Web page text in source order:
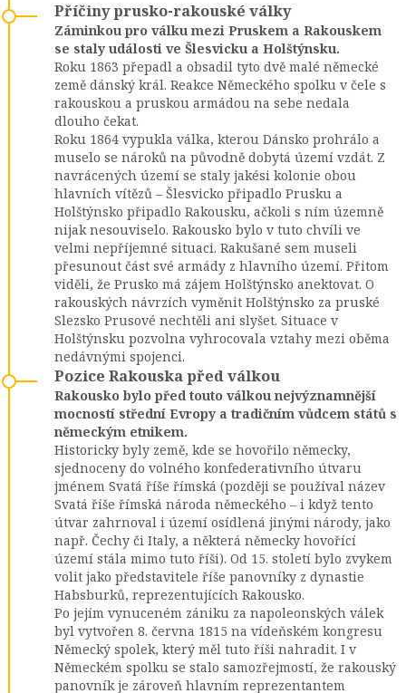
Příčiny prusko-rakouské války
Záminkou pro válku mezi Pruskem a Rakouskem
se staly události ve Šlesvicku a Holštýnsku.
Roku 1863 přepadl a obsadil tyto dvě malé německé
země dánský král. Reakce Německého spolku v čele s
rakouskou a pruskou armádou na sebe nedala
dlouho čekat.
Roku 1864 vypukla válka, kterou Dánsko prohrálo a
muselo se nároků na původně dobytá území vzdát. Z
navrácených území se staly jakési kolonie obou
hlavních vítězů – Šlesvicko připadlo Prusku a
Holštýnsko připadlo Rakousku, ačkoli s ním územně
nijak nesouviselo. Rakousko bylo v tuto chvíli ve
velmi nepříjemné situaci. Rakušané sem museli
přesunout část své armády z hlavního území. Přitom
viděli, že Prusko má zájem Holštýnsko anektovat. O
rakouských návrzích vyměnit Holštýnsko za pruské
Slezsko Prusové nechtěli ani slyšet. Situace v
Holštýnsku pozvolna vyhrocovala vztahy mezi oběma
nedávnými spojenci.
Pozice Rakouska před válkou
Rakousko bylo před touto válkou nejvýznamnější
mocností střední Evropy a tradičním vůdcem států s
německým etnikem.
Historicky byly země, kde se hovořilo německy,
sjednoceny do volného konfederativního útvaru
jménem Svatá říše římská (později se používal název
Svatá říše římská národa německého – i když tento
útvar zahrnoval i území osídlená jinými národy, jako
např. Čechy či Italy, a některá německy hovořící
území stála mimo tuto říši). Od 15. století bylo zvykem
volit jako představitele říše panovníky z dynastie
Habsburků, reprezentujících Rakousko.
Po jejím vynuceném zániku za napoleonských válek
byl vytvořen 8. června 1815 na vídeňském kongresu
Německý spolek, který měl tuto říši nahradit. I v
Německém spolku se stalo samozřejmostí, že rakouský
panovník je zároveň hlavním reprezentantem